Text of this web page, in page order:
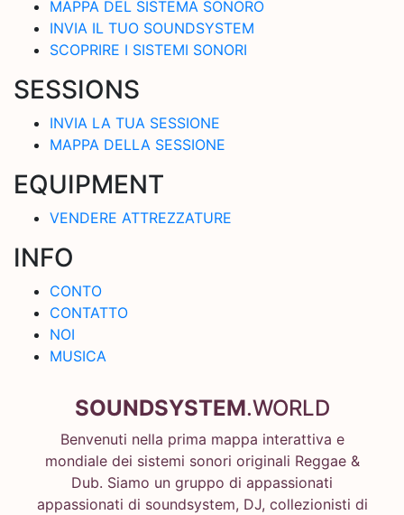
MAPPA DEL SISTEMA SONORO
INVIA IL TUO SOUNDSYSTEM
SCOPRIRE I SISTEMI SONORI
SESSIONS
INVIA LA TUA SESSIONE
MAPPA DELLA SESSIONE
EQUIPMENT
VENDERE ATTREZZATURE
INFO
CONTO
CONTATTO
NOI
MUSICA
SOUNDSYSTEM.WORLD
Benvenuti nella prima mappa interattiva e
mondiale dei sistemi sonori originali Reggae &
Dub. Siamo un gruppo di appassionati
appassionati di soundsystem, DJ, collezionisti di